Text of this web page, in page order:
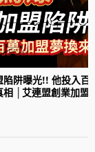
陷阱曝光!! 他投入百
相 │艾連盟創業加盟